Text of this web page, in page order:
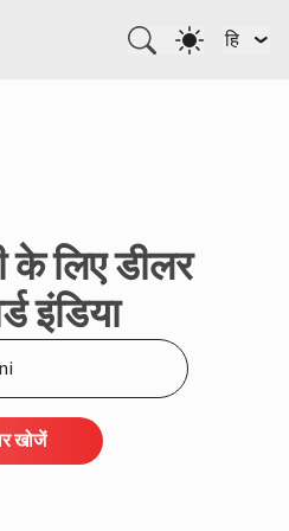
हि
के लिए डीलर
इंडिया
खोजें